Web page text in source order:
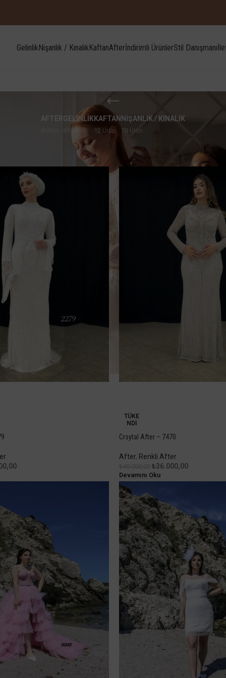
GelinlikNişanlık / KınalıkKaftanAfterİndirimli ÜrünlerStil Danışmanı
AFTERGELINLIK
83 Ürün
KAFTAN
12 Ürün
NIŞANLIK / KINALIK
78 Ürün
TÜKE
NDI
Crsytal After – 7470
After, Renkli After
₺36.000,00
Devamını Oku